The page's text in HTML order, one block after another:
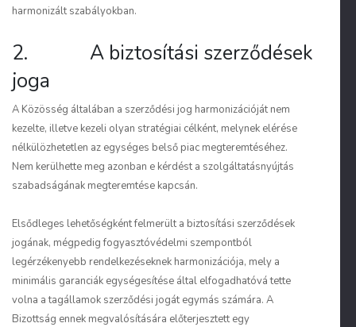
harmonizált szabályokban.
2. A biztosítási szerződések
joga
A Közösség általában a szerződési jog harmonizációját nem
kezelte, illetve kezeli olyan stratégiai célként, melynek elérése
nélkülözhetetlen az egységes belső piac megteremtéséhez.
Nem kerülhette meg azonban e kérdést a szolgáltatásnyújtás
szabadságának megteremtése kapcsán.
Elsődleges lehetőségként felmerült a biztosítási szerződések
jogának, mégpedig fogyasztóvédelmi szempontból
legérzékenyebb rendelkezéseknek harmonizációja, mely a
minimális garanciák egységesítése által elfogadhatóvá tette
volna a tagállamok szerződési jogát egymás számára. A
Bizottság ennek megvalósítására előterjesztett egy